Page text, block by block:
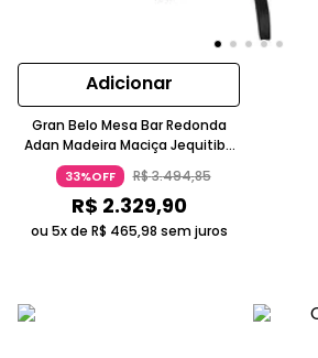
Adicionar
Gran Belo Mesa Bar Redonda
Adan Madeira Maciça Jequitibá
Preto Fosco 70cm
33%OFF R$3.494,85
R$ 2.329,90
ou 5x de R$ 465,98 sem juros